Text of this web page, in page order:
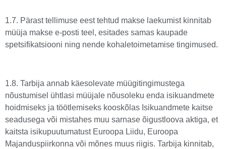
1.7. Pärast tellimuse eest tehtud makse laekumist kinnitab
müüja makse e-posti teel, esitades samas kaupade
spetsifikatsiooni ning nende kohaletoimetamise tingimused.
1.8. Tarbija annab käesolevate müügitingimustega
nõustumisel ühtlasi müüjale nõusoleku enda isikuandmete
hoidmiseks ja töötlemiseks kooskõlas Isikuandmete kaitse
seadusega või mistahes muu sarnase õigustloova aktiga, et
kaitsta isikupuutumatust Euroopa Liidu, Euroopa
Majanduspiirkonna või mõnes muus riigis. Tarbija kinnitab,